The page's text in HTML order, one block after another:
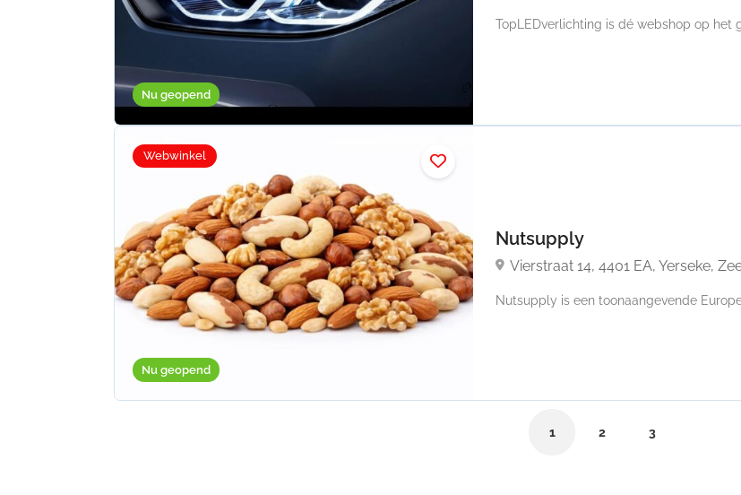
Nu geopend
TopLEDverlichting is dé webshop op het
Nu geopend
Webwinkel
Nutsupply
Vierstraat 14, 4401 EA, Yerseke,
Nutsupply is een toonaangevende
1 2 3